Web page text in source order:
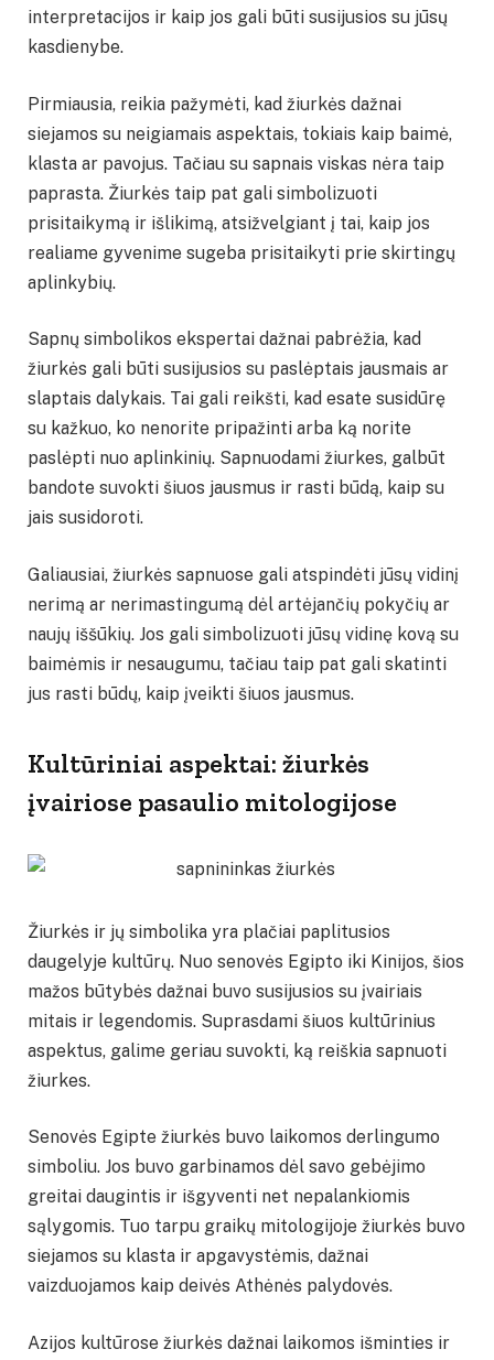
interpretacijos ir kaip jos gali būti susijusios su jūsų
kasdienybe.
Pirmiausia, reikia pažymėti, kad žiurkės dažnai
siejamos su neigiamais aspektais, tokiais kaip baimė,
klasta ar pavojus. Tačiau su sapnais viskas nėra taip
paprasta. Žiurkės taip pat gali simbolizuoti
prisitaikymą ir išlikimą, atsižvelgiant į tai, kaip jos
realiame gyvenime sugeba prisitaikyti prie skirtingų
aplinkybių.
Sapnų simbolikos ekspertai dažnai pabrėžia, kad
žiurkės gali būti susijusios su paslėptais jausmais ar
slaptais dalykais. Tai gali reikšti, kad esate susidūrę
su kažkuo, ko nenorite pripažinti arba ką norite
paslėpti nuo aplinkinių. Sapnuodami žiurkes, galbūt
bandote suvokti šiuos jausmus ir rasti būdą, kaip su
jais susidoroti.
Galiausiai, žiurkės sapnuose gali atspindėti jūsų vidinį
nerimą ar nerimastingumą dėl artėjančių pokyčių ar
naujų iššūkių. Jos gali simbolizuoti jūsų vidinę kovą su
baimėmis ir nesaugumu, tačiau taip pat gali skatinti
jus rasti būdų, kaip įveikti šiuos jausmus.
Kultūriniai aspektai: žiurkės
įvairiose pasaulio mitologijose
Žiurkės ir jų simbolika yra plačiai paplitusios
daugelyje kultūrų. Nuo senovės Egipto iki Kinijos, šios
mažos būtybės dažnai buvo susijusios su įvairiais
mitais ir legendomis. Suprasdami šiuos kultūrinius
aspektus, galime geriau suvokti, ką reiškia sapnuoti
žiurkes.
Senovės Egipte žiurkės buvo laikomos derlingumo
simboliu. Jos buvo garbinamos dėl savo gebėjimo
greitai daugintis ir išgyventi net nepalankiomis
sąlygomis. Tuo tarpu graikų mitologijoje žiurkės buvo
siejamos su klasta ir apgavystėmis, dažnai
vaizduojamos kaip deivės Athėnės palydovės.
Azijos kultūrose žiurkės dažnai laikomos išminties ir